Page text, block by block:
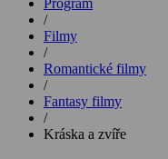
/
Filmy
/
Romantické filmy
/
Fantasy filmy
/
Kráska a zvíře